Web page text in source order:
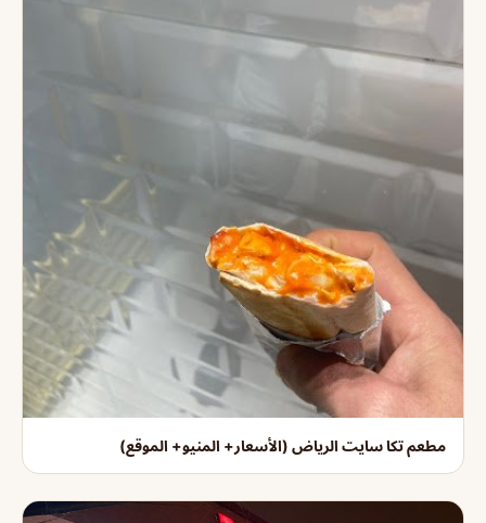
مطعم تكا سايت الرياض (الأسعار+ المنيو+ الموقع)